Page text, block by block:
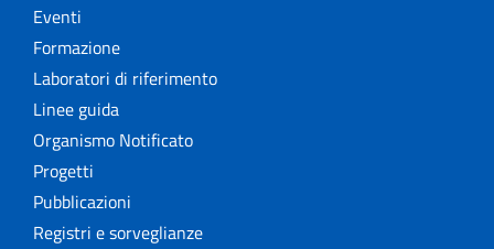
Eventi
Formazione
Laboratori di riferimento
Linee guida
Organismo Notificato
Progetti
Pubblicazioni
Registri e sorveglianze